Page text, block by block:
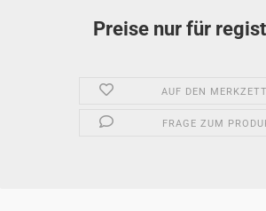
Preise nur für
AUF DEN
FRAGE ZUM